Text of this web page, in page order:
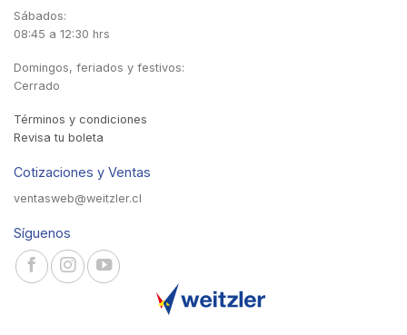
Sábados:
08:45 a 12:30 hrs
Domingos, feriados y festivos:
Cerrado
Términos y condiciones
Revisa tu boleta
Cotizaciones y Ventas
ventasweb@weitzler.cl
Síguenos